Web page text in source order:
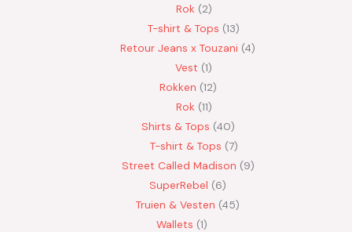
Rok 2
T-shirt & Tops 13
Retour Jeans x Touzani 4
Vest 1
Rokken 12
Rok 11
Shirts & Tops 40
T-shirt & Tops 7
Street Called Madison 9
SuperRebel
6
Truien & Vesten 45
Wallets 1